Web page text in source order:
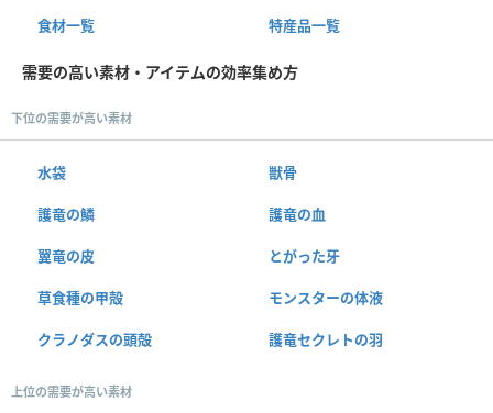
食材一覧 特産品一覧
需要の高い素材・アイテムの効率集め方
下位の需要が高い素材
水袋 獣骨
護竜の鱗 護竜の血
翼竜の皮 とがった牙
草食種の甲殻 モンスターの体液
クラノダスの頭殻 護竜セクレトの羽
上位の需要が高い素材